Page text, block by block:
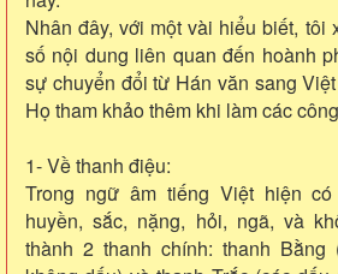
Nhân đây, với một vài hiểu biết, tôi
số nội dung liên quan đến hoành
sự chuyển đổi từ Hán văn sang
Họ tham khảo thêm khi làm các
1- Về thanh điệu:
Trong ngữ âm tiếng Việt hiện
huyền, sắc, nặng, hỏi, ngã, và
thành 2 thanh chính: thanh Bằng